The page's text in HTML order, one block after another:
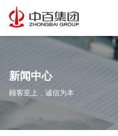
新闻中心
顾客至上，诚信为本